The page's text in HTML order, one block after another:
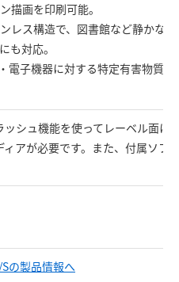
描画を印刷可能。
レス構造で、図書館など静かな
も対応。
電子機器に対する特定有害物質
シュ機能を使ってレーベル面に
ィアが必要です。また、付属ソフ
の製品情報へ